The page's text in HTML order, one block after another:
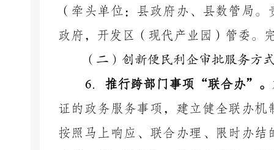
（牵头单位：县政府办、县数管局
政府，开发区（现代产业园）管委。
（二）创新便民利企审批服务方
6． 推行跨部门事项 “联合办”。
证的政务服务事项，建立健全联办
按照马上响应、联合办理、限时办结